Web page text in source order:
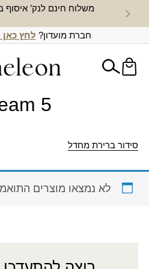
משלוח חינם לנק’ איסוף
חברת מועדון? לחץ כאן
5
סידור ברירת מחדל
לא נמצאו מוצרים